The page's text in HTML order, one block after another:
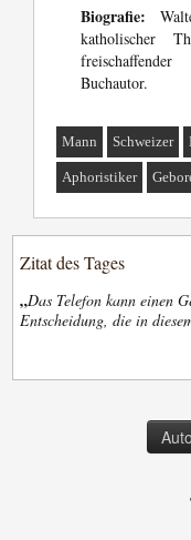
Biografie:
katholischer
Buchautor.
Mann Schweizer
Aphoristiker
Zitat des Tages
„Das Telefon kann einen
Entscheidung, die in